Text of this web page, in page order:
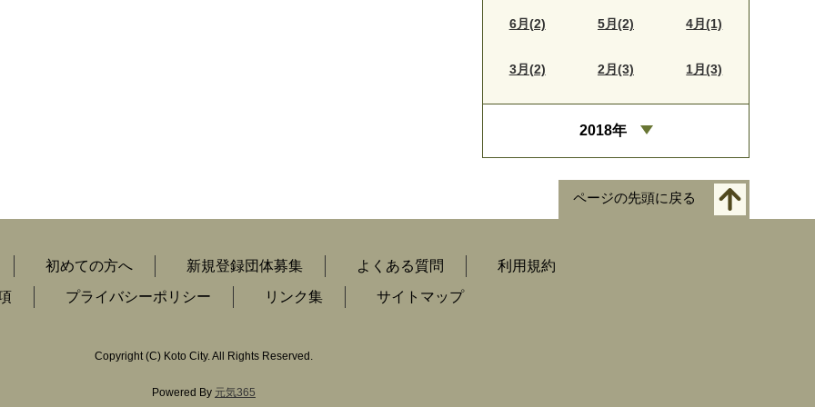
6月(2) 5月(2) 4月(1)
3月(2) 2月(3) 1月(3)
2018年
ページの先頭に戻る
初めての方へ 新規登録団体募集 よくある質問
利用規約
プライバシーポリシー リンク集 サイトマップ
Copyright (C) Koto City. All Rights Reserved.
Powered By 元気365